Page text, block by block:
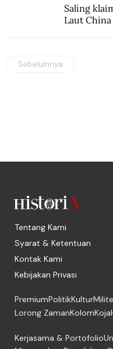
Saling
Laut
Sebelumnya
Tentang Kami
Syarat & Ketentuan
Kontak Kami
Kebijakan Privasi
PremiumPolitikKultur
Lorong ZamanKolomKoja
Kerjasama & Portofolio